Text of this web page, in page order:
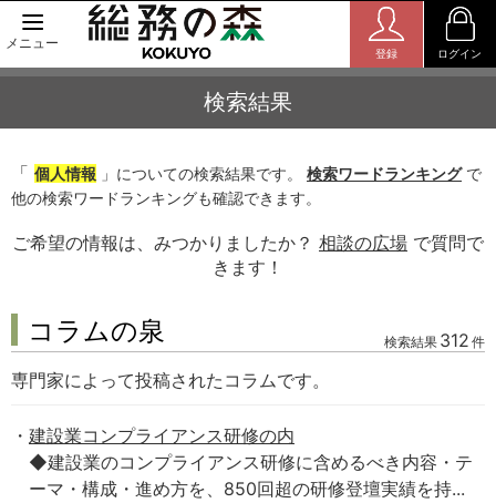
メニュー
登録 ログイン
検索結果
「 個人情報 」についての検索結果です。 検索ワードランキングで
他の検索ワードランキングも確認できます。
ご希望の情報は、みつかりましたか？ 相談の広場 で質問で
きます！
コラムの泉 検索結果 312 件
専門家によって投稿されたコラムです。
建設業コンプライアンス研修の内
◆建設業のコンプライアンス研修に含めるべき内容・テ
ーマ・構成・進め方を、850回超の研修登壇実績を持...